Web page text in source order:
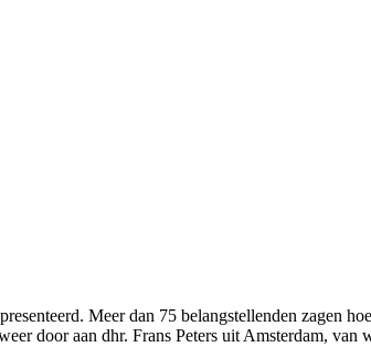
Meer dan 75 belangstellenden zagen
door aan dhr. Frans Peters uit Amsterdam,